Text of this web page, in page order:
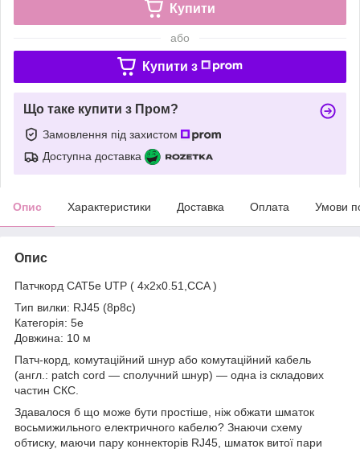
Купити
або
Купити з
Що таке купити з Пром?
Замовлення під захистом
Доступна доставка
Опис Характеристики Доставка Оплата Умови
Опис
Патчкорд CAT5e UTP ( 4х2х0.51,CCA )
Тип вилки: RJ45 (8p8c)
Категорія: 5е
Довжина: 10 м
Патч-корд, комутаційний шнур або комутаційний кабель
(англ.: patch cord — сполучний шнур) — одна із складових
частин СКС.
Здавалося б що може бути простіше, ніж обжати шматок
восьмижильного електричного кабелю? Знаючи схему
обтиску, маючи пару коннекторів RJ45, шматок витої пари